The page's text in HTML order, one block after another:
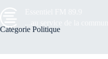
au
contenu
Catégorie Politique